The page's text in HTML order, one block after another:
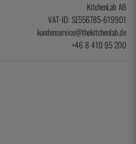
KitchenLab AB
VAT-ID: SE556785-619901
kundenservice@thekitchenlab.de
+46 8 410 95 200